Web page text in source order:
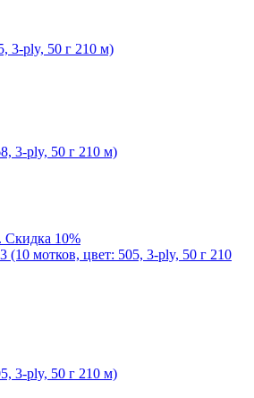
3-ply, 50 г 210 м)
3-ply, 50 г 210 м)
Скидка 10%
(10 мотков, цвет: 505, 3-ply, 50 г 210
3-ply, 50 г 210 м)